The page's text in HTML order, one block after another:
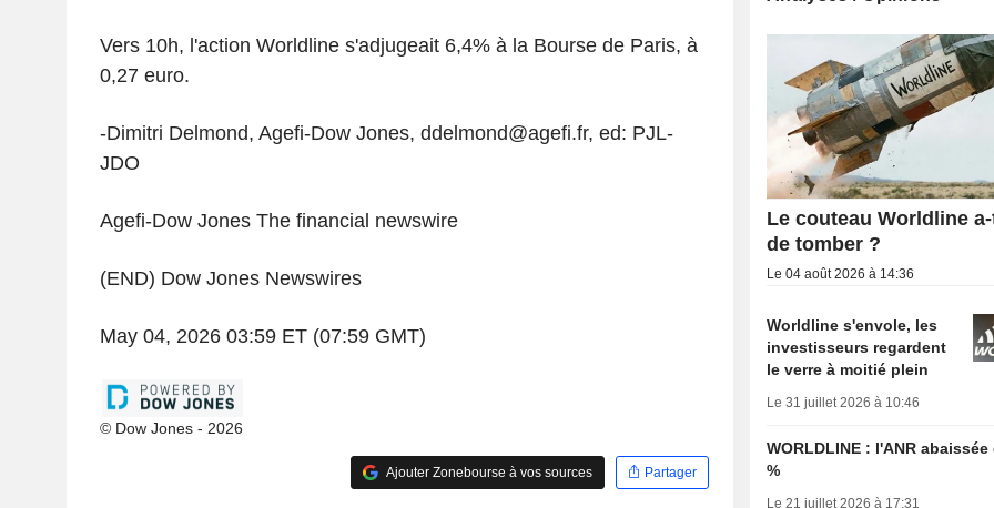
Vers 10h, l'action Worldline s'adjugeait 6,4% à la Bourse de Paris, à
0,27 euro.
-Dimitri Delmond, Agefi-Dow Jones, ddelmond@agefi.fr, ed: PJL-
JDO
Agefi-Dow Jones The financial newswire
(END) Dow Jones Newswires
May 04, 2026 03:59 ET (07:59 GMT)
© Dow Jones - 2026
Ajouter Zonebourse à vos sources Partager
Le couteau Worldline
de tomber ?
Le 04 août 2026 à 14:36
Worldline s'envole, les
investisseurs regardent
le verre à moitié plein
Le 31 juillet 2026 à 10:46
WORLDLINE : l'ANR abaissée
%
Le 21 juillet 2026 à 17:31